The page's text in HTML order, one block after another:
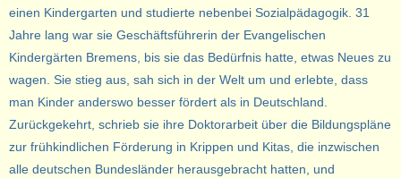
einen Kindergarten und studierte nebenbei Sozialpädagogik. 31
Jahre lang war sie Geschäftsführerin der Evangelischen
Kindergärten Bremens, bis sie das Bedürfnis hatte, etwas Neues zu
wagen. Sie stieg aus, sah sich in der Welt um und erlebte, dass
man Kinder anderswo besser fördert als in Deutschland.
Zurückgekehrt, schrieb sie ihre Doktorarbeit über die Bildungspläne
zur frühkindlichen Förderung in Krippen und Kitas, die inzwischen
alle deutschen Bundesländer herausgebracht hatten, und